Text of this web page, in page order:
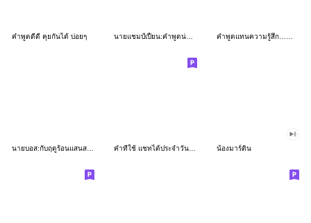
คำพูดดีดี คุยกันได้ บ่อยๆ
น้องมาร์ติน